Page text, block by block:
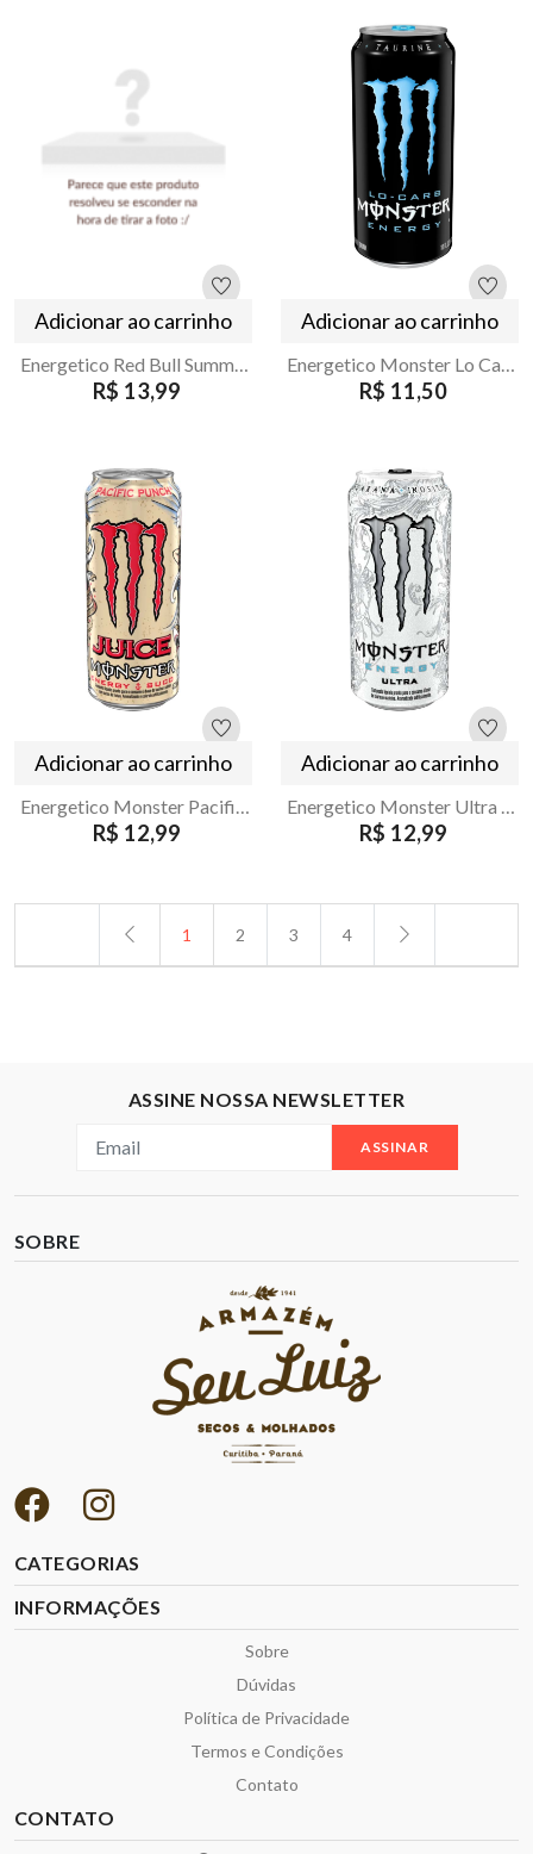
Adicionar ao carrinho
R$ 13,99
Adicionar ao carrinho
R$ 11,50
Adicionar ao carrinho
Energetico Monster Pacific Punch 473ml
R$ 12,99
Adicionar ao carrinho
Energetico Monster Ultra Energy Zero Acucar 473ml
R$ 12,99
1 2 3 4
ASSINE NOSSA NEWSLETTER
ASSINAR
SOBRE
CATEGORIAS
INFORMAÇÕES
Sobre
Dúvidas
Política de Privacidade
Termos e Condições
Contato
CONTATO